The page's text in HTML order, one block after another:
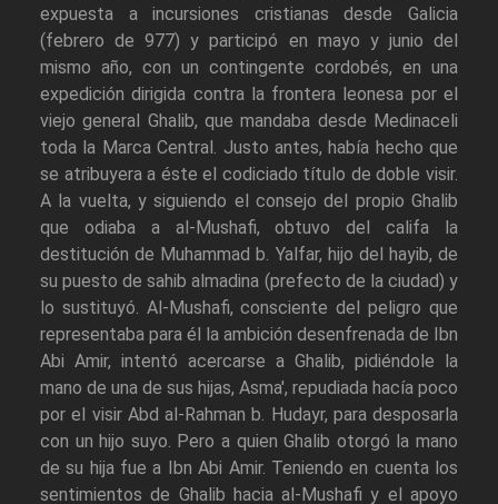
expuesta a incursiones cristianas desde Galicia
(febrero de 977) y participó en mayo y junio del
mismo año, con un contingente cordobés, en una
expedición dirigida contra la frontera leonesa por el
viejo general Ghalib, que mandaba desde Medinaceli
toda la Marca Central. Justo antes, había hecho que
se atribuyera a éste el codiciado título de doble visir.
A la vuelta, y siguiendo el consejo del propio Ghalib
que odiaba a al-Mushafi, obtuvo del califa la
destitución de Muhammad b. Yalfar, hijo del hayib, de
su puesto de sahib almadina (prefecto de la ciudad) y
lo sustituyó. Al-Mushafi, consciente del peligro que
representaba para él la ambición desenfrenada de Ibn
Abi Amir, intentó acercarse a Ghalib, pidiéndole la
mano de una de sus hijas, Asma', repudiada hacía poco
por el visir Abd al-Rahman b. Hudayr, para desposarla
con un hijo suyo. Pero a quien Ghalib otorgó la mano
de su hija fue a Ibn Abi Amir. Teniendo en cuenta los
sentimientos de Ghalib hacia al-Mushafi y el apoyo